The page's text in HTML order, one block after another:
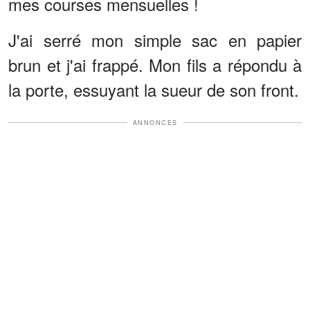
J'ai serré mon simple sac en papier
brun et j'ai frappé. Mon fils a répondu à
la porte, essuyant la sueur de son front.
ANNONCES